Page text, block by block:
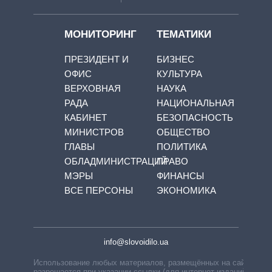
МОНИТОРИНГ
ПРЕЗИДЕНТ И
ОФИС
ВЕРХОВНАЯ
РАДА
КАБИНЕТ
МИНИСТРОВ
ГЛАВЫ
ОБЛАДМИНИСТРАЦИЙ
МЭРЫ
ВСЕ ПЕРСОНЫ
ТЕМАТИКИ
БИЗНЕС
КУЛЬТУРА
НАУКА
НАЦИОНАЛЬНАЯ
БЕЗОПАСНОСТЬ
ОБЩЕСТВО
ПОЛИТИКА
ПРАВО
ФИНАНСЫ
ЭКОНОМИКА
info@slovoidilo.ua
Использование любых материалов, размещённых на сайте,